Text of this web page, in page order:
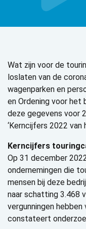
Wat zijn voor de
loslaten van de
wagenparken en
en Ordening voor het
deze gegevens voor
‘Kerncijfers 2022 van
Kerncijfers
Op 31 december
ondernemingen die
mensen bij deze
naar schatting 3.468
vergunningen
constateert